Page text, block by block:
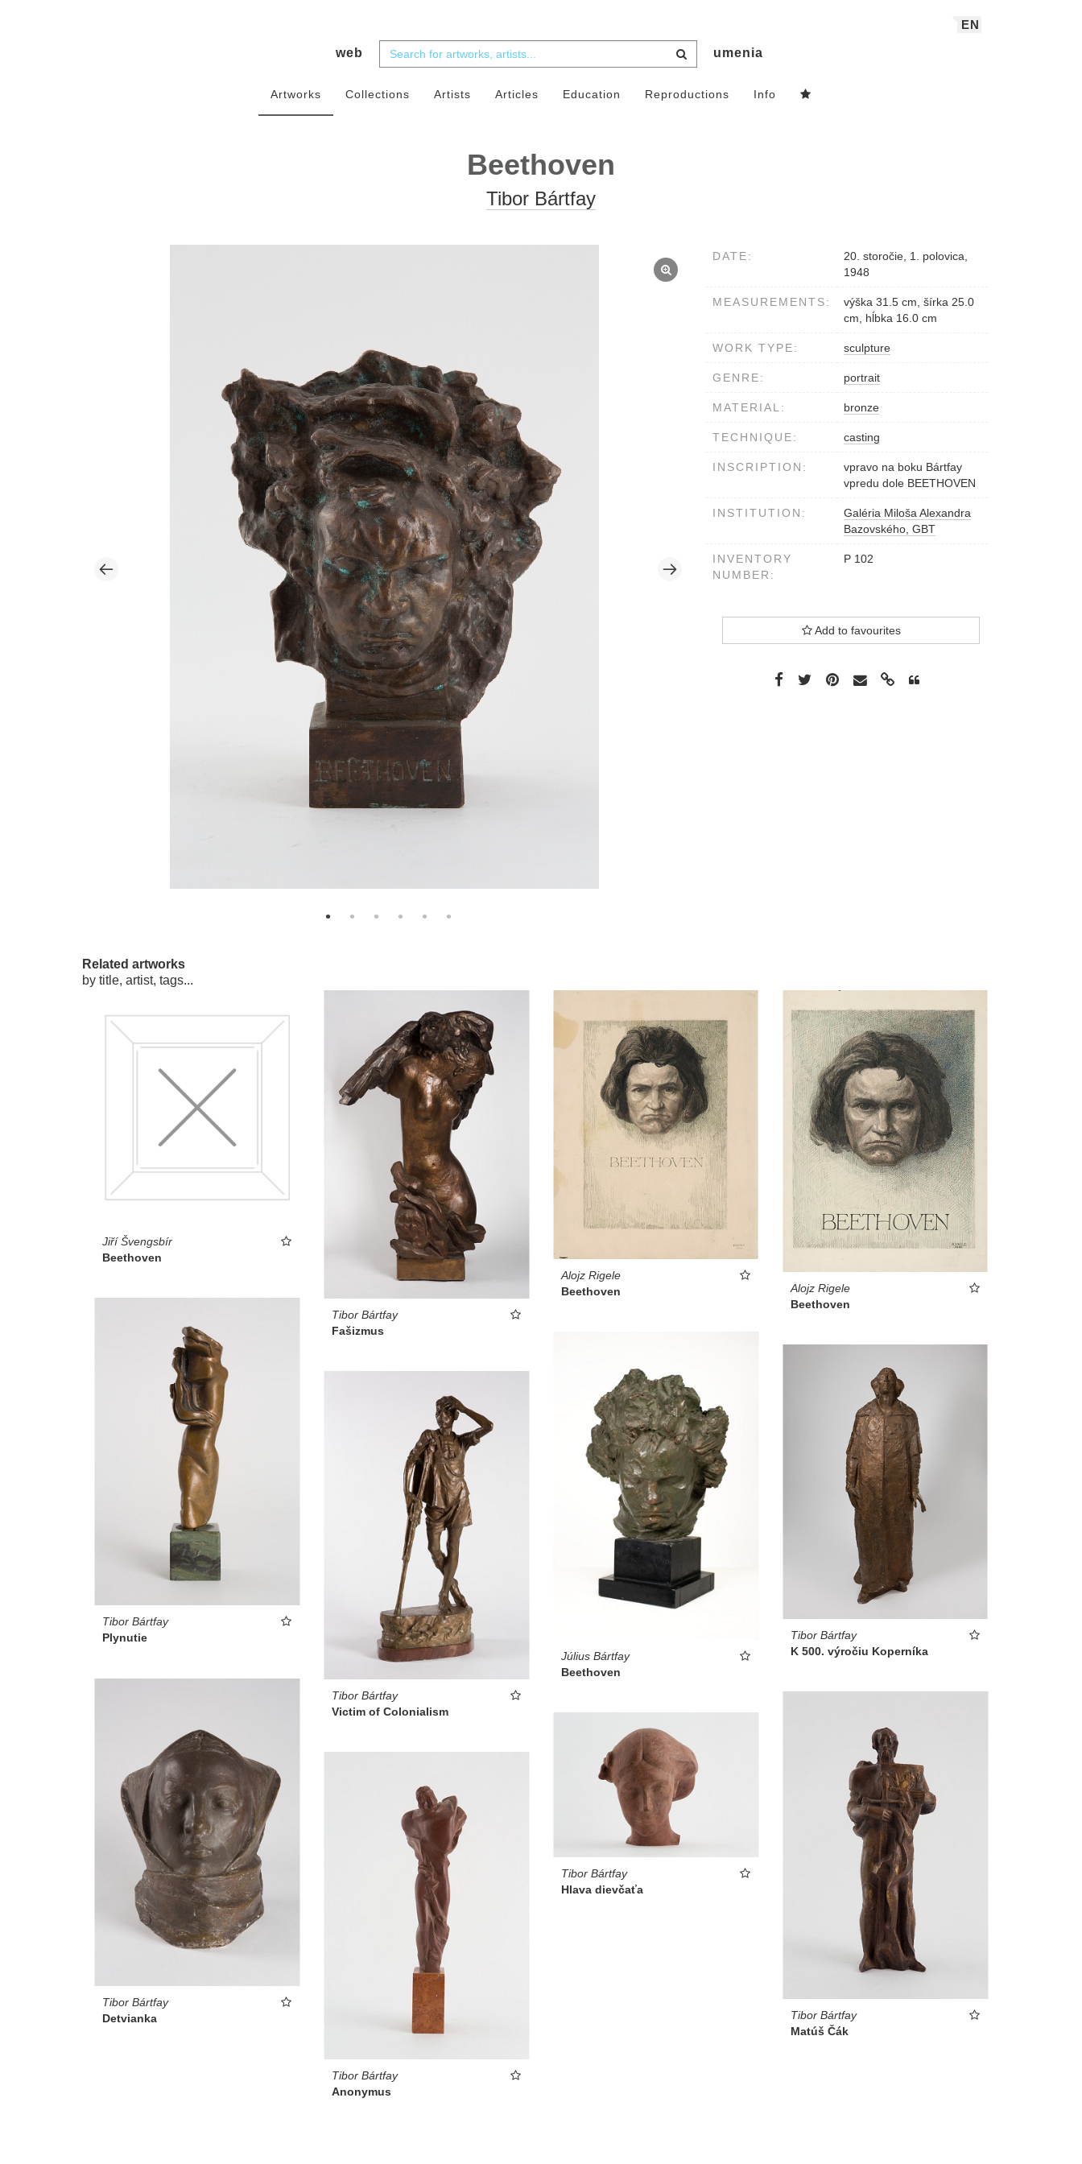
EN
web umenia
Artworks Collections Artists Articles Education Reproductions Info
Beethoven
Tibor Bártfay
DATE:
20. storočie, 1. polovica,
1948
MEASUREMENTS:
výška 31.5 cm, šírka 25.0
cm, hĺbka 16.0 cm
WORK TYPE: sculpture
GENRE: portrait
MATERIAL: bronze
TECHNIQUE: casting
INSCRIPTION:
vpravo na boku Bártfay
vpredu dole BEETHOVEN
INSTITUTION:
Galéria Miloša Alexandra
Bazovského, GBT
INVENTORY
NUMBER:
P 102
Add to favourites
Related artworks
by title, artist, tags...
Jiří Švengsbír
Beethoven
Tibor Bártfay
Fašizmus
Alojz Rigele
Beethoven
Alojz Rigele
Beethoven
Tibor Bártfay
Plynutie
Július Bártfay
Beethoven
Tibor Bártfay
K 500. výročiu Koperníka
Tibor Bártfay
Victim of Colonialism
Tibor Bártfay
Detvianka
Tibor Bártfay
Matúš Čák
Tibor Bártfay
Hlava dievčaťa
Tibor Bártfay
Anonymus